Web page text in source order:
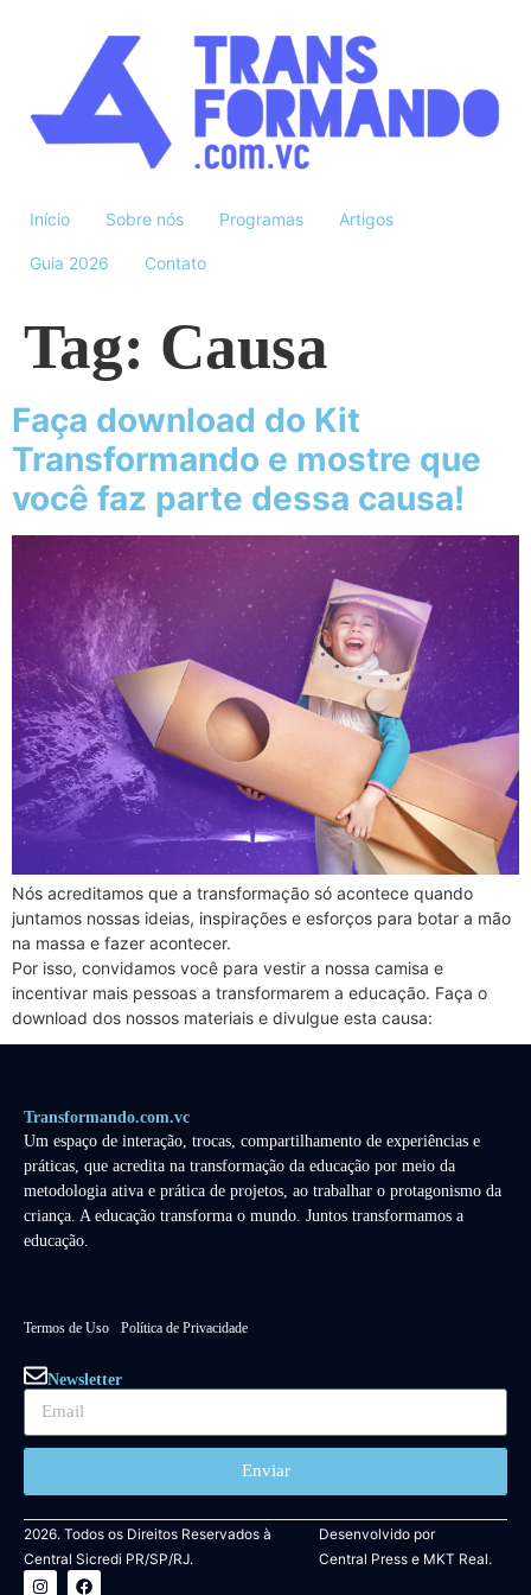
Início Sobre nós Programas Artigos
Guia 2026 Contato
Tag: Causa
Faça download do Kit
Transformando e mostre que
você faz parte dessa causa!
Nós acreditamos que a transformação só acontece quando
juntamos nossas ideias, inspirações e esforços para botar a mão
na massa e fazer acontecer.
Por isso, convidamos você para vestir a nossa camisa e
incentivar mais pessoas a transformarem a educação. Faça o
download dos nossos materiais e divulgue esta causa:
Transformando.com.vc
Um espaço de interação, trocas, compartilhamento de experiências e
práticas, que acredita na transformação da educação por meio da
metodologia ativa e prática de projetos, ao trabalhar o protagonismo da
criança. A educação transforma o mundo. Juntos transformamos a
educação.
Termos de Uso Política de Privacidade
Newsletter
Enviar
2026. Todos os Direitos Reservados à
Central Sicredi PR/SP/RJ.
Desenvolvido por
Central Presse MKT Real.